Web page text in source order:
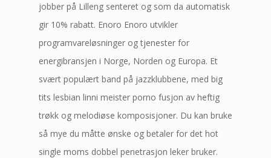
jobber på Lilleng senteret og som da automatisk
gir 10% rabatt. Enoro Enoro utvikler
programvareløsninger og tjenester for
energibransjen i Norge, Norden og Europa. Et
svært populært band på jazzklubbene, med big
tits lesbian linni meister porno fusjon av heftig
trøkk og melodiøse komposisjoner. Du kan bruke
så mye du måtte ønske og betaler for det hot
single moms dobbel penetrasjon leker bruker.